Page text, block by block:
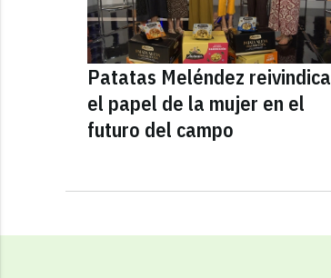
Patatas Meléndez reivindica
el papel de la mujer en el
futuro del campo